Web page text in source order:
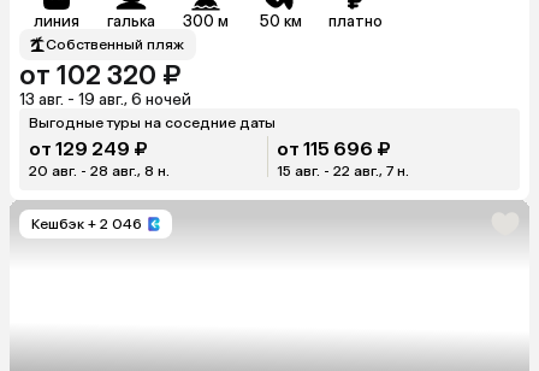
линия галька 300 м 50 км платно
Собственный пляж
от 102 320 ₽
13 авг. - 19 авг., 6 ночей
Выгодные туры на соседние даты
от 129 249 ₽
20 авг. - 28 авг., 8 н.
от 115 696 ₽
15 авг. - 22 авг., 7 н.
Кешбэк + 2 046